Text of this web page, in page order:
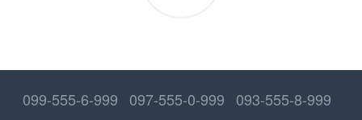
099-555-6-999 097-555-0-999 093-555-8-999